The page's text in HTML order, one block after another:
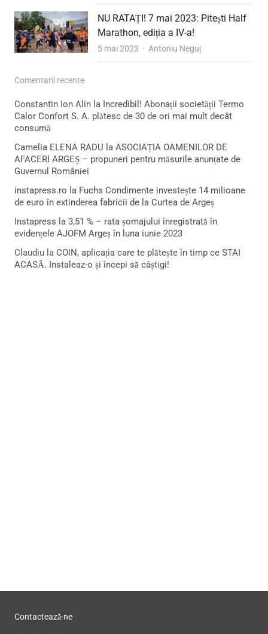
NU RATAȚI! 7 mai 2023: Pitești Half
Marathon, ediția a IV-a!
5 mai 2023 Author
Antoniu Neguț
Comentarii recente
Constantin Ion Alin la Incredibil! Abonații societății Termo
Calor Confort S. A. plătesc de 30 de ori mai mult decât
consumă
Camelia ELENA RADU la ASOCIAȚIA OAMENILOR DE
AFACERI ARGEȘ – propuneri pentru măsurile anunțate de
Guvernul României
instapress.ro la Fuchs Condimente investește 14 milioane
de euro în extinderea fabricii de la Curtea de Argeș
Instapress la 3,51 % – rata șomajului înregistrată în
evidențele AJOFM Argeș în luna iunie 2023
Claudiu la COIN, aplicația care te plătește în timp ce STAI
ACASĂ. Instaleaz-o și începi să câștigi!
Contactează-ne